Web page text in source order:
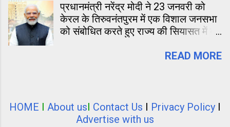
प्रधानमंत्री नरेंद्र मोदी ने 23 जनवरी को
केरल के तिरुवनंतपुरम में एक विशाल जनसभा
को संबोधित करते हुए राज्य की सियासत में बड़े
तिरुवनंतपुरम नगर निगम में भाजपा की जीत
और यूडीएफ (UDF) पर कड़ा प्रहार करते हुए
इसे भ्रष्टाचार और तुष्टिकरण की जुगलबंदी
READ MORE
HOME I About usI Contact Us I Privacy Policy I
Advertise with us